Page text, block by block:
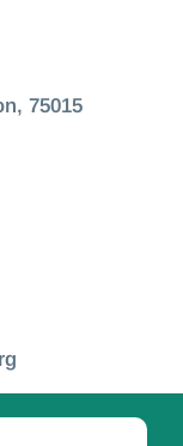
75015